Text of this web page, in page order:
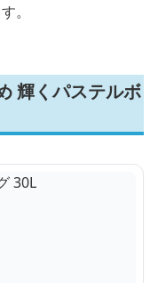
。
輝くパステルボ